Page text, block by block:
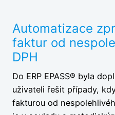
Automatizace
faktur od
DPH
Do ERP EPASS® byla
uživateli řešit případy,
fakturou od